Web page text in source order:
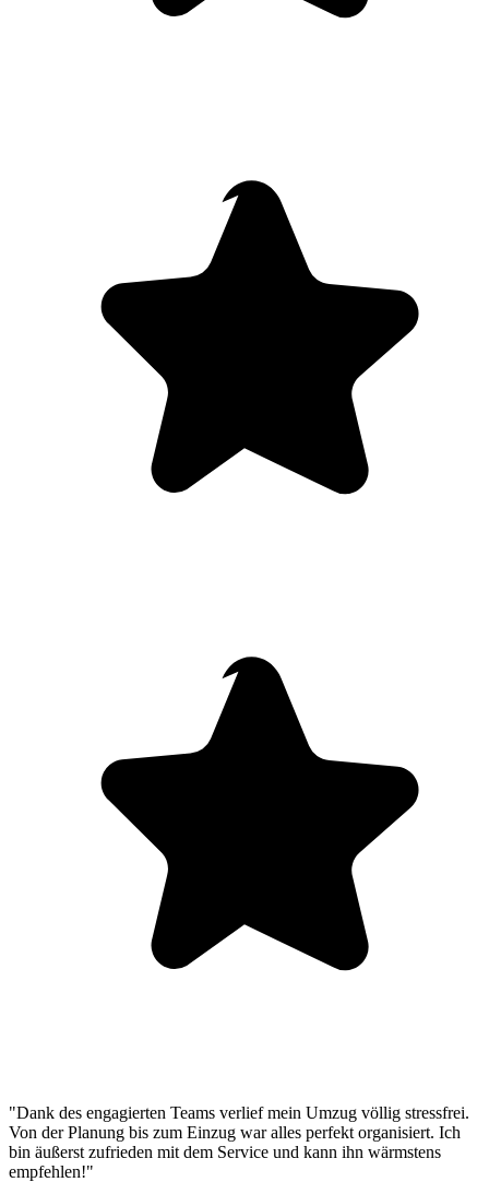
"Dank des engagierten Teams verlief mein Umzug völlig stressfrei.
Von der Planung bis zum Einzug war alles perfekt organisiert. Ich
bin äußerst zufrieden mit dem Service und kann ihn wärmstens
empfehlen!"